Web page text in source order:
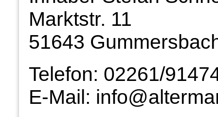
Marktstr. 11
51643
Telefon: 02261/
E-Mail: